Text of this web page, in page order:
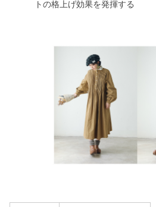
トの格上げ効果を発揮する